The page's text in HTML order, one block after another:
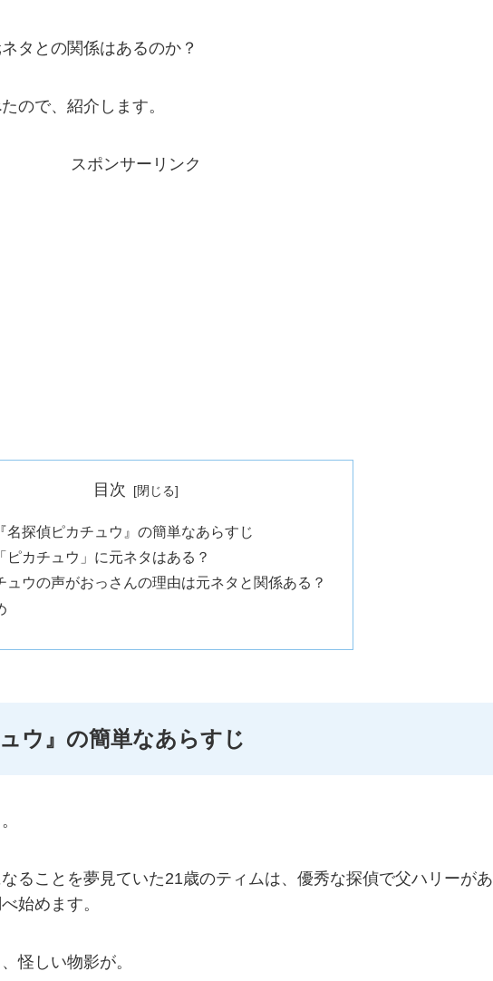
タとの関係はあるのか？
ので、紹介します。
スポンサーリンク
目次
名探偵ピカチュウ』の簡単なあらすじ
ピカチュウ」に元ネタはある？
ュウの声がおっさんの理由は元ネタと関係ある？
ウ』の簡単なあらすじ
ることを夢見ていた21歳のティムは、優秀な探偵で父ハリーがあ
始めます。
怪しい物影が。